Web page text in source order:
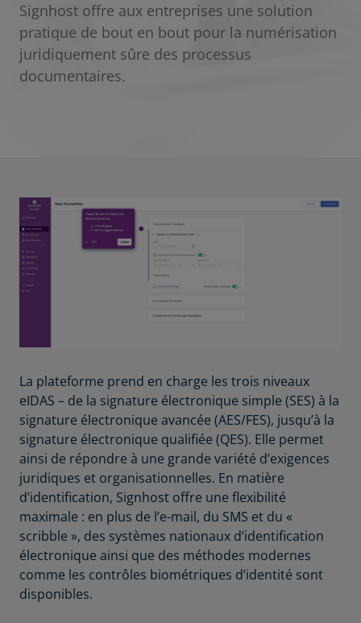
Signhost offre aux entreprises une solution
pratique de bout en bout pour la numérisation
juridiquement sûre des processus
documentaires.
La plateforme prend en charge les trois niveaux
eIDAS – de la signature électronique simple (SES) à la
signature électronique avancée (AES/FES), jusqu’à la
signature électronique qualifiée (QES). Elle permet
ainsi de répondre à une grande variété d’exigences
juridiques et organisationnelles. En matière
d’identification, Signhost offre une flexibilité
maximale : en plus de l’e-mail, du SMS et du «
scribble », des systèmes nationaux d’identification
électronique ainsi que des méthodes modernes
comme les contrôles biométriques d’identité sont
disponibles.